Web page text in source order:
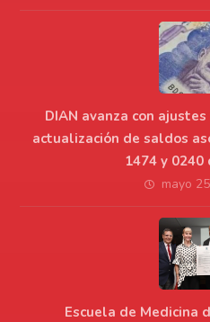
DIAN avanza con
actualización de saldos
1474 y 0240
mayo
Escuela de Medicina